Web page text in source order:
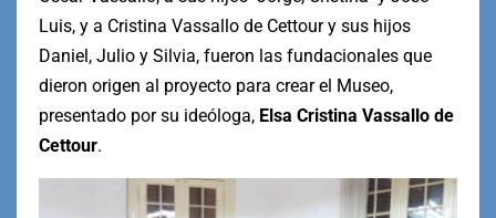
Luis, y a Cristina Vassallo de Cettour y sus hijos
Daniel, Julio y Silvia, fueron las fundacionales que
dieron origen al proyecto para crear el Museo,
presentado por su ideóloga, Elsa Cristina Vassallo de
Cettour.